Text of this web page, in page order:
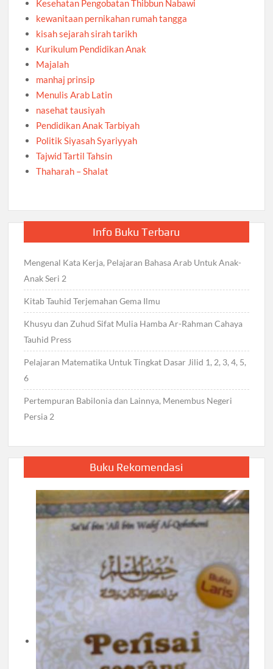
Kesehatan Pengobatan Thibbun Nabawi
kewanitaan pernikahan rumah tangga
kisah sejarah sirah tarikh
Kurikulum Pendidikan Anak
Majalah
manhaj prinsip
Menulis Arab Latin
nasehat tausiyah
Pendidikan Anak Tarbiyah
Politik Siyasah Syariyyah
Tajwid Tartil Tahsin
Thaharah – Shalat
Info Buku Terbaru
Mengenal Kata Kerja, Pelajaran Bahasa Arab Untuk Anak-
Anak Seri 2
Kitab Tauhid Terjemahan Gema Ilmu
Khusyu dan Zuhud Sifat Mulia Hamba Ar-Rahman Cahaya
Tauhid Press
Pelajaran Matematika Untuk Tingkat Dasar Jilid 1, 2, 3, 4, 5,
6
Pertempuran Babilonia dan Lainnya, Menembus Negeri
Persia 2
Buku Rekomendasi